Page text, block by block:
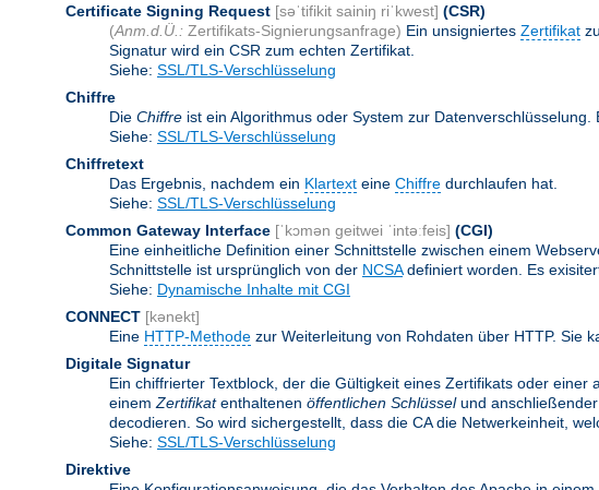
Certificate Signing Request [səˈtifikit sainiŋ riˈkwest] (CSR)
(Anm.d.Ü.: Zertifikats-Signierungsanfrage) Ein unsigniertes Zertifikat
Signatur wird ein CSR zum echten Zertifikat.
Siehe: SSL/TLS-Verschlüsselung
Chiffre
Die Chiffre ist ein Algorithmus oder System zur
Siehe: SSL/TLS-Verschlüsselung
Chiffretext
Das Ergebnis, nachdem ein Klartext eine Chiffre durchlaufen hat.
Siehe: SSL/TLS-Verschlüsselung
Common Gateway Interface [ˈkɔmən geitwei ˈintəːfeis] (CGI)
Eine einheitliche Definition einer Schnittstelle zwischen einem
Schnittstelle ist ursprünglich von der NCSAdefiniert worden. Es
Siehe: Dynamische Inhalte mit CGI
CONNECT [kənekt]
Eine HTTP-Methode zur Weiterleitung von Rohdaten über HTTP. Sie
Digitale Signatur
Ein chiffrierter Textblock, der die Gültigkeit eines Zertifikats oder einer
einem Zertifikatenthaltenen öffentlichen Schlüsselund
decodieren. So wird sichergestellt, dass die CA die Netwerkeinheit,
Siehe: SSL/TLS-Verschlüsselung
Direktive